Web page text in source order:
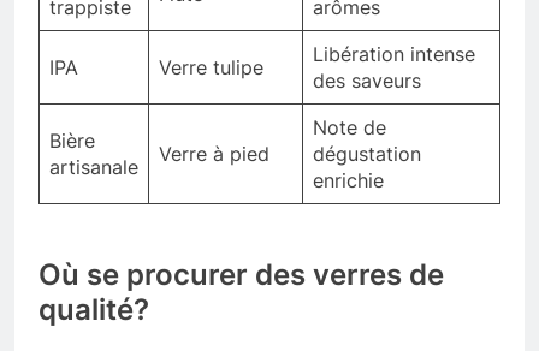
trappiste
arômes
IPA Verre tulipe
Libération intense
des saveurs
Bière
artisanale
Verre à pied
Note de
dégustation
enrichie
Où se procurer des verres de
qualité?